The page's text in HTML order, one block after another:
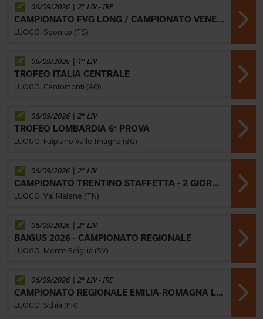
06/09/2026 | 2° LIV -IRE
CAMPIONATO FVG LONG / CAMPIONATO VENETO LONG
LUOGO: Sgonico (TS)
06/09/2026 | 1° LIV
TROFEO ITALIA CENTRALE
LUOGO: Centomonti (AQ)
06/09/2026 | 2° LIV
TROFEO LOMBARDIA 6° PROVA
LUOGO: Fuipiano Valle Imagna (BG)
06/09/2026 | 2° LIV
CAMPIONATO TRENTINO STAFFETTA - 2 GIORNI DELLA VALSUGANA 34^ EDIZIONE
LUOGO: Val Malene (TN)
06/09/2026 | 2° LIV
BAIGUS 2026 - CAMPIONATO REGIONALE
LUOGO: Monte Beigua (SV)
06/09/2026 | 2° LIV -IRE
CAMPIONATO REGIONALE EMILIA-ROMAGNA LONG (4^PROVA)
LUOGO: Schia (PR)